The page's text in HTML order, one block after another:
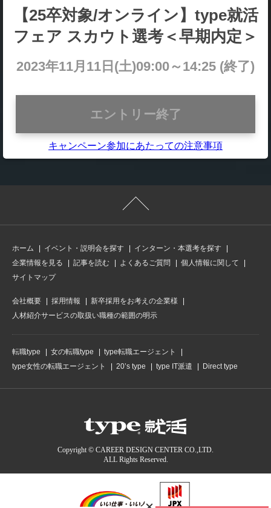
【25卒対象/オンライン】type就活
フェア スカウト選考＜早期内定＞
2023年11月11日(土)09:00～14:25 (終了)
エントリー終了
キャンペーン参加にあたっての注意事項
ホーム イベント・説明会を探す
インターン・本選考を探す
企業情報を見る
記事を読む よくあるご質問
個人情報に関して
サイトマップ
会社概要 採用情報
新卒採用をお考えの企業様
人材紹介サービスの取扱い職種の範囲の明示
転職type 女の転職type
type転職エージェント
type女性の転職エージェント
20’s type type IT派遣 Direct type
Copyright © CAREER DESIGN CENTER CO.,LTD.
ALL Rights Reserved.